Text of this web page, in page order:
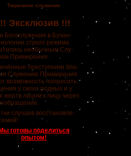
Тюремное служение
Эксклюзив !!!
Богослужения в Бучан-
колонии строго режима
необычным Слу-
Примирения.
преступники бла-
Служению Примирения
возможность попросить
у своих родных и у
жертв лицом к лицу через
случаев восстановле-
Мы готовы поделиться
опытом!